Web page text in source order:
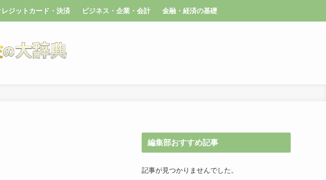
レジットカード・決済 ビジネス・企業・会計 金融・経済の基礎
編集部おすすめ記事
記事が見つかりませんでした。